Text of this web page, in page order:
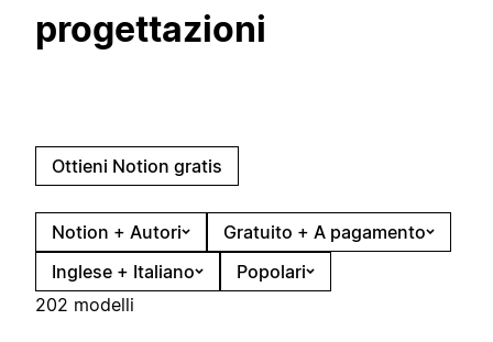
progettazioni
Ottieni Notion gratis
Notion + Autori
Gratuito + A pagamento
Inglese + Italiano
Popolari
202 modelli